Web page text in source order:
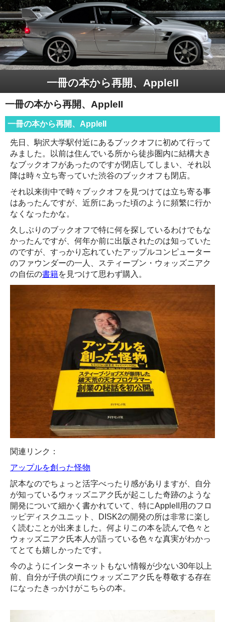
一冊の本から再開、AppleII
一冊の本から再開、AppleII
一冊の本から再開、AppleII
先日、駒沢大学駅付近にあるブックオフに初めて行って
みました。以前は住んでいる所から徒歩圏内に結構大き
なブックオフがあったのですが閉店してしまい、それ以
降は時々立ち寄っていた渋谷のブックオフも閉店。
それ以来街中で時々ブックオフを見つけては立ち寄る事
はあったんですが、近所にあった頃のように頻繁に行か
なくなったかな。
久しぶりのブックオフで特に何を探しているわけでもな
かったんですが、何年か前に出版されたのは知っていた
のですが、すっかり忘れていたアップルコンピューター
のファウンダーの一人、スティーブン・ウォッズニアク
の自伝の書籍を見つけて思わず購入。
関連リンク：
アップルを創った怪物
訳本なのでちょっと活字べったり感がありますが、自分
が知っているウォッズニアク氏が起こした奇跡のような
開発について細かく書かれていて、特にAppleII用のフロ
ッピディスクユニット、DISK2の開発の所は非常に楽し
く読むことが出来ました。何よりこの本を読んで色々と
ウォッズニアク氏本人が語っている色々な真実がわかっ
てとても嬉しかったです。
今のようにインターネットもない情報が少ない30年以上
前、自分が子供の頃にウォッズニアク氏を尊敬する存在
になったきっかけがこちらの本。